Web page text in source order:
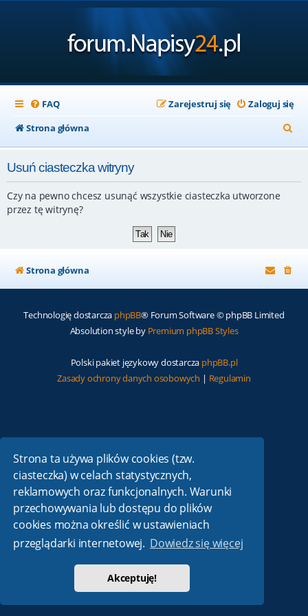
Strona ta używa plików cookies (tzw.
ciasteczka) w celach statystycznych,
reklamowych oraz funkcjonalnych. Warunki
przechowywania lub dostępu do plików
cookies można określić w ustawieniach
przeglądarki internetowej. Dowiedz się więcej
Akceptuję!
FAQ Zaloguj się
Zarejestruj się
Strona główna
z
Usuń ciasteczka witryny
Czy na pewno chcesz usunąć wszystkie ciasteczka utworzone
przez tę witrynę?
Strona główna
Technologię dostarcza phpBB® Forum Software © phpBB Limited
Absolution style by Premium phpBB Styles
Polski pakiet językowy dostarcza phpBB.pl
Zasady ochrony danych osobowych | Regulamin